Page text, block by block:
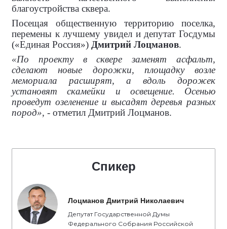
благоустройства сквера.
Посещая общественную территорию поселка,
перемены к лучшему увидел и депутат Госдумы
(«Единая Россия») Дмитрий Лоцманов.
«По проекту в сквере заменят асфальт,
сделают новые дорожки, площадку возле
мемориала расширят, а вдоль дорожек
установят скамейки и освещение. Осенью
проведут озеленение и высадят деревья разных
пород», - отметил Дмитрий Лоцманов.
Спикер
Лоцманов Дмитрий Николаевич
Депутат Государственной Думы
Федерального Собрания Российской